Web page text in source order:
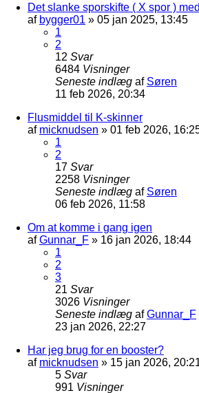
Det slanke sporskifte ( X spor )
af bygger01 » 05 jan 2025, 13:45
1
2
12 Svar
6484 Visninger
Seneste indlæg af Søren
11 feb 2026, 20:34
Flusmiddel til K-skinner
af micknudsen » 01 feb 2026,
1
2
17 Svar
2258 Visninger
Seneste indlæg af Søren
06 feb 2026, 11:58
Om at komme i gang igen
afGunnar_F » 16 jan 2026, 18:44
1
2
3
21 Svar
3026 Visninger
Seneste indlæg afGunnar_F
23 jan 2026, 22:27
Har jeg brug for en booster?
af micknudsen » 15 jan 2026,
5 Svar
991 Visninger